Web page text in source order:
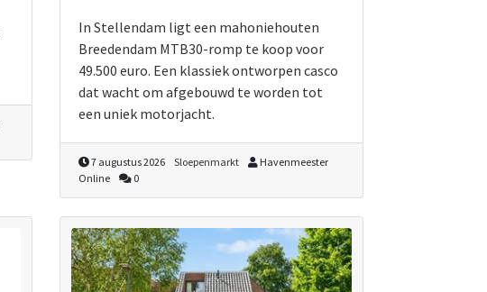
In Stellendam ligt een mahoniehouten
Breedendam MTB30-romp te koop voor
49.500 euro. Een klassiek ontworpen casco
dat wacht om afgebouwd te worden tot
een uniek motorjacht.
7 augustus 2026 Sloepenmarkt
Havenmeester
Online
0